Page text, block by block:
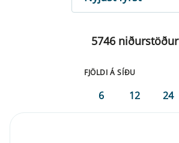
5746 niðurstöður
FJÖLDI Á SÍÐU
6 12 24